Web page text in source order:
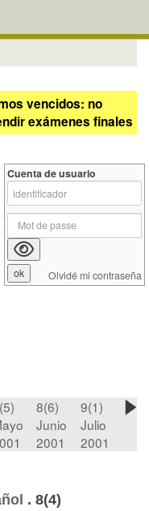
vencidos: no
exámenes finales
8(6)
Junio
2001
9(1)
Julio
2001
. 8(4)
Cuenta de usuario
Olvidé mi contraseña